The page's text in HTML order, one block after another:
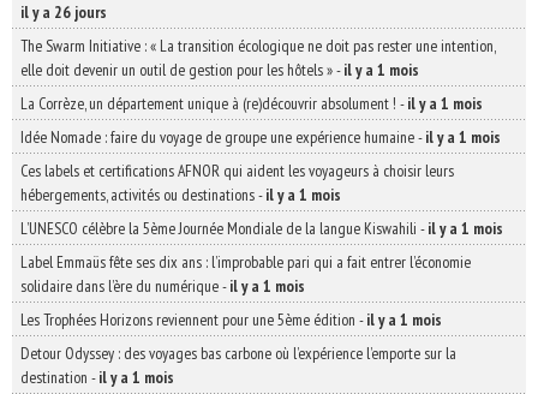
il y a 26 jours
The Swarm Initiative : « La transition écologique ne doit pas rester une intention,
elle doit devenir un outil de gestion pour les hôtels »-il y a 1 mois
La Corrèze, un département unique à (re)découvrir absolument ! -il y a 1 mois
Idée Nomade : faire du voyage de groupe une expérience humaine-il y a 1 mois
Ces labels et certifications AFNOR qui aident les voyageurs à choisir leurs
hébergements, activités ou destinations-il y a 1 mois
L’UNESCO célèbre la 5ème Journée Mondiale de la langue Kiswahili -il y a 1 mois
Label Emmaüs fête ses dix ans : l’improbable pari qui a fait entrer l’économie
solidaire dans l’ère du numérique-il y a 1 mois
Les Trophées Horizons reviennent pour une 5ème édition -il y a 1 mois
Detour Odyssey : des voyages bas carbone où l’expérience l’emporte sur la
destination -il y a 1 mois